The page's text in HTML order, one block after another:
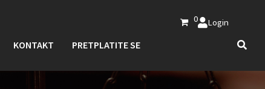
0 Login
KONTAKT PRETPLATITE SE